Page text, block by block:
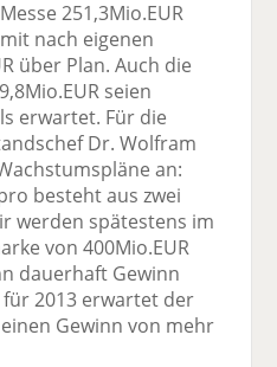
251,3Mio.EUR
nach eigenen
über Plan. Auch die
seien
erwartet. Für die
Dr. Wolfram
an:
besteht aus zwei
werden spätestens im
von 400Mio.EUR
dauerhaft Gewinn
2013 erwartet der
Gewinn von mehr